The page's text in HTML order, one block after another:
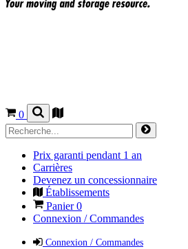
0
Prix garanti pendant 1 an
Carrières
Devenez un concessionnaire
Établissements
Panier0
Connexion / Commandes
Connexion / Commandes